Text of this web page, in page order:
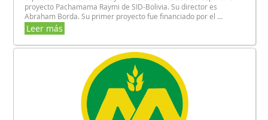
proyecto Pachamama Raymi de SID-Bolivia. Su director es
Abraham Borda. Su primer proyecto fue financiado por el ...
Leer más